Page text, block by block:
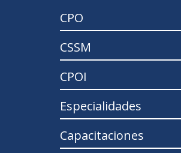
CPO
CSSM
CPOI
Especialidades
Capacitaciones